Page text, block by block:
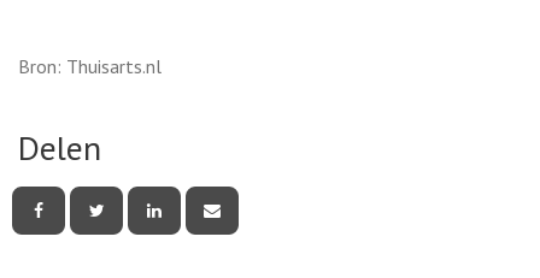
Bron: Thuisarts.nl
Delen
deze deze deze deze